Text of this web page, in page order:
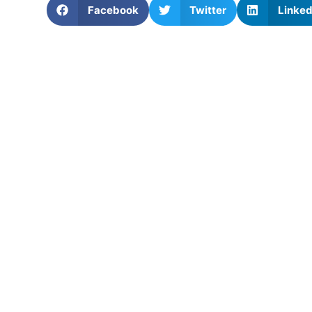
Facebook Twitter